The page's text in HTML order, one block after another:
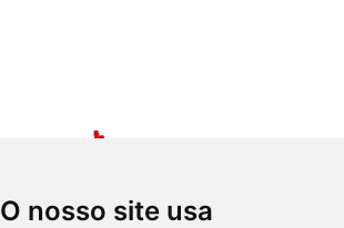
O nosso site usa